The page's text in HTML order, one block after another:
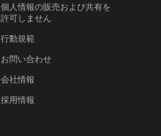
個人情報の販売および共有を
許可しません
行動規範
お問い合わせ
会社情報
採用情報